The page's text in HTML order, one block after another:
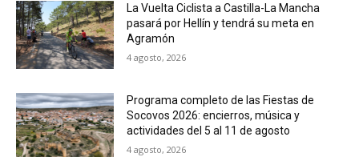
La Vuelta Ciclista a Castilla-La Mancha
pasará por Hellín y tendrá su meta en
Agramón
4 agosto, 2026
Programa completo de las Fiestas de
Socovos 2026: encierros, música y
actividades del 5 al 11 de agosto
4 agosto, 2026